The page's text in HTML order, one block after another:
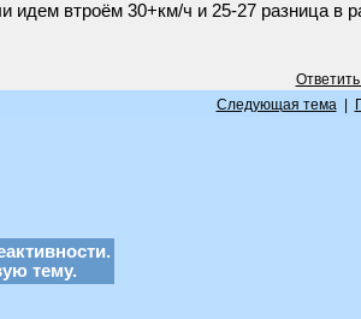
идем втроём 30+км/ч и 25-27 разница в
Следующая тема|
тему.